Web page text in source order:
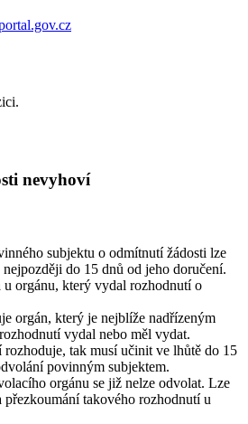
nevyhoví
subjektu o odmítnutí žádosti lze
do 15 dnů od jeho doručení.
u orgánu, který vydal rozhodnutí o
orgán, který je nejblíže nadřízeným
vydal nebo měl vydat.
tak musí učinit ve lhůtě do 15
povinným subjektem.
orgánu se již nelze odvolat. Lze
přezkoumání takového rozhodnutí u